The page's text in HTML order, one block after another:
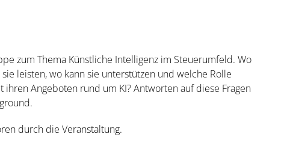
zum Thema Künstliche Intelligenz im Steuerumfeld. Wo
leisten, wo kann sie unterstützen und welche Rolle
Angeboten rund um KI? Antworten auf diese Fragen
durch die Veranstaltung.